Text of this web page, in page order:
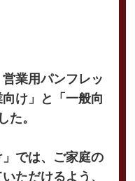
業用パンフレッ
け」と「一般向
た。
では、ご家庭の
ただけるよう、